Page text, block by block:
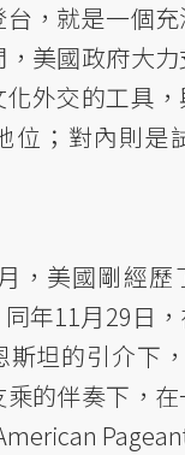
，就是一個
美國政府大
外交的工具
位；對內則是
，美國剛經歷
同年11月29日
斯坦的引介下
的伴奏下，